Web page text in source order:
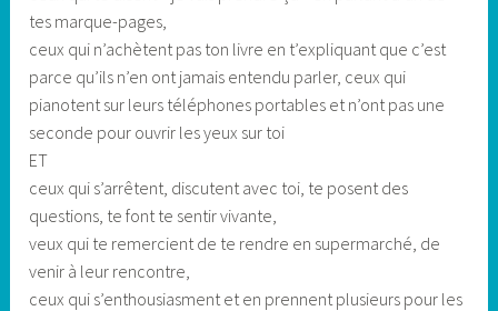
tes marque-pages,
ceux qui n’achètent pas ton livre en t’expliquant que c’est
parce qu’ils n’en ont jamais entendu parler, ceux qui
pianotent sur leurs téléphones portables et n’ont pas une
seconde pour ouvrir les yeux sur toi
ET
ceux qui s’arrêtent, discutent avec toi, te posent des
questions, te font te sentir vivante,
veux qui te remercient de te rendre en supermarché, de
venir à leur rencontre,
ceux qui s’enthousiasment et en prennent plusieurs pour les